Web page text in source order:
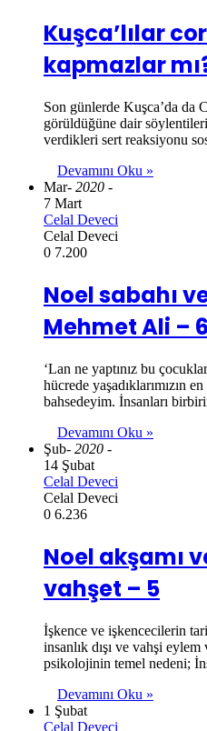
Kuşca’lılar
kapmazlar
Son günlerde Kuşca’da
görüldüğüne dair
verdikleri sert reaksiyonu
Devamını Oku »
Mar- 2020 -
7 Mart
Celal Deveci
Celal Deveci
0 7.200
Noel sabahı
Mehmet Ali – 6
‘Lan ne yaptınız bu
hücrede yaşadıklarımızın
bahsedeyim. İnsanları
Devamını Oku »
Şub- 2020 -
14 Şubat
Celal Deveci
Celal Deveci
0 6.236
Noel akşamı
vahşet – 5
İşkence ve işkencecilerin
insanlık dışı ve vahşi
psikolojinin temel nedeni;
Devamını Oku »
1 Şubat
Celal Deveci